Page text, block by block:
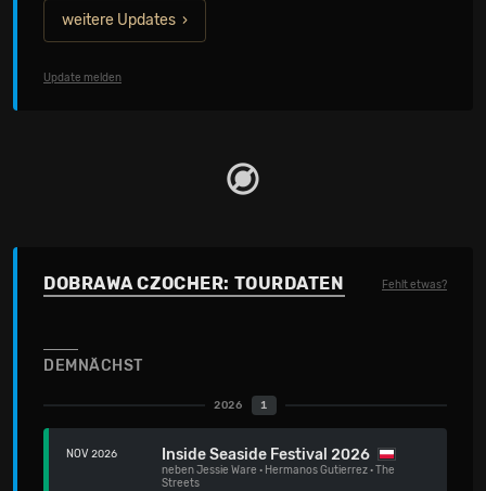
weitere Updates
Update melden
DOBRAWA CZOCHER: TOURDATEN Fehlt etwas?
DEMNÄCHST
2026 1
NOV 2026 Inside Seaside Festival 2026
nebenJessie Ware · Hermanos Gutierrez·The
Streets